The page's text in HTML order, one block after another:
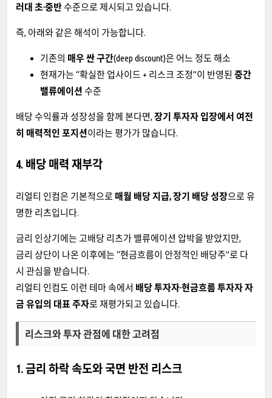
러대 초·중반수준으로 제시되고 있습니다.
즉, 아래와 같은 해석이 가능합니다.
기존의 매우 싼 구간(deep discount)은 어느 정도 해소
현재가는 “확실한 업사이드 + 리스크 조정”이 반영된 중간
밸류에이션 수준
배당 수익률과 성장성을 함께 본다면, 장기 투자자 입장에서 여전
히 매력적인 포지션이라는 평가가 많습니다.
4. 배당 매력 재부각
리얼티 인컴은 기본적으로 매월 배당 지급, 장기 배당 성장으로 유
명한 리츠입니다.
금리 인상기에는 고배당 리츠가 밸류에이션 압박을 받았지만,
금리 상단이 나온 이후에는 “현금흐름이 안정적인 배당주”로 다
시 관심을 받습니다.
리얼티 인컴도 이런 테마 속에서 배당 투자자·현금흐름 투자자 자
금 유입의 대표 주자로 재평가되고 있습니다.
리스크와 투자 관점에 대한 고려점
1. 금리 하락 속도와 국면 반전 리스크